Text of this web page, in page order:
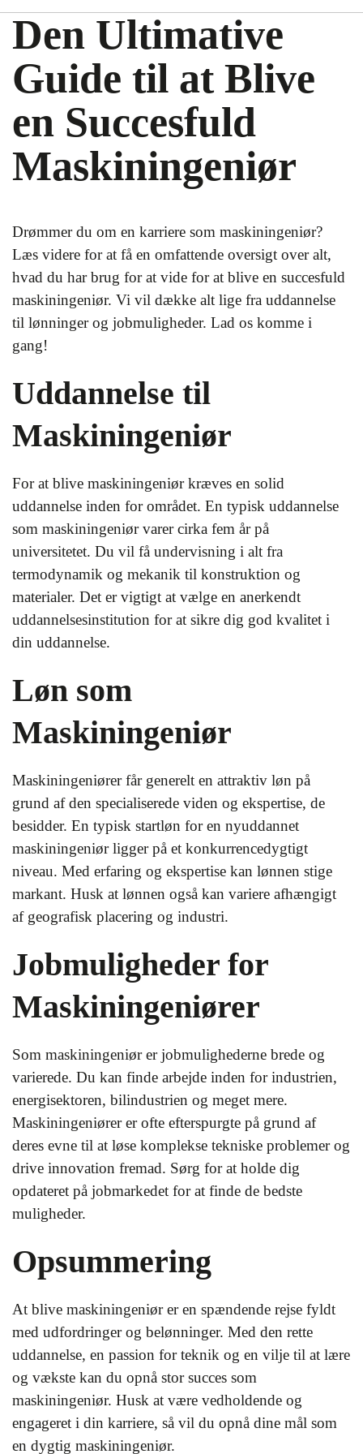
Den Ultimative
Guide til at Blive
en Succesfuld
Maskiningeniør
Drømmer du om en karriere som maskiningeniør?
Læs videre for at få en omfattende oversigt over alt,
hvad du har brug for at vide for at blive en succesfuld
maskiningeniør. Vi vil dække alt lige fra uddannelse
til lønninger og jobmuligheder. Lad os komme i
gang!
Uddannelse til
Maskiningeniør
For at blive maskiningeniør kræves en solid
uddannelse inden for området. En typisk uddannelse
som maskiningeniør varer cirka fem år på
universitetet. Du vil få undervisning i alt fra
termodynamik og mekanik til konstruktion og
materialer. Det er vigtigt at vælge en anerkendt
uddannelsesinstitution for at sikre dig god kvalitet i
din uddannelse.
Løn som
Maskiningeniør
Maskiningeniører får generelt en attraktiv løn på
grund af den specialiserede viden og ekspertise, de
besidder. En typisk startløn for en nyuddannet
maskiningeniør ligger på et konkurrencedygtigt
niveau. Med erfaring og ekspertise kan lønnen stige
markant. Husk at lønnen også kan variere afhængigt
af geografisk placering og industri.
Jobmuligheder for
Maskiningeniører
Som maskiningeniør er jobmulighederne brede og
varierede. Du kan finde arbejde inden for industrien,
energisektoren, bilindustrien og meget mere.
Maskiningeniører er ofte efterspurgte på grund af
deres evne til at løse komplekse tekniske problemer og
drive innovation fremad. Sørg for at holde dig
opdateret på jobmarkedet for at finde de bedste
muligheder.
Opsummering
At blive maskiningeniør er en spændende rejse fyldt
med udfordringer og belønninger. Med den rette
uddannelse, en passion for teknik og en vilje til at lære
og vækste kan du opnå stor succes som
maskiningeniør. Husk at være vedholdende og
engageret i din karriere, så vil du opnå dine mål som
en dygtig maskiningeniør.